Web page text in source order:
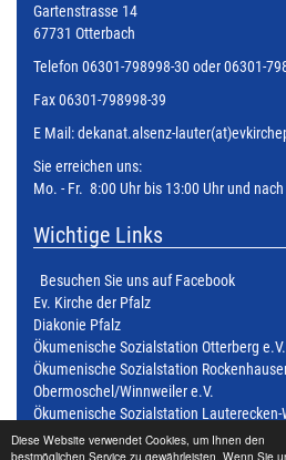
Diese Website verwendet Cookies, um Ihnen den
bestmöglichen Service zu gewährleisten. Wenn Sie
Gartenstrasse 14
67731 Otterbach
Telefon 06301-798998-30 oder 06301-
Fax 06301-798998-39
E Mail:dekanat.alsenz-
Sie erreichen uns:
Mo. - Fr. 8:00 Uhr bis 13:00 Uhr und
Wichtige Links
Besuchen Sie uns auf Facebook
Ev. Kirche der Pfalz
Diakonie Pfalz
Ökumenische Sozialstation Otterberg e.V.
Ökumenische Sozialstation
Obermoschel/Winnweiler e.V.
Ökumenische Sozialstation Lauterecken-
Ökumenische Sozialstation Kusel -